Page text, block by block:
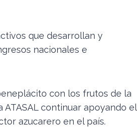
que desarrollan y
nacionales e
con los frutos de la
continuar apoyando el
azucarero en el país.